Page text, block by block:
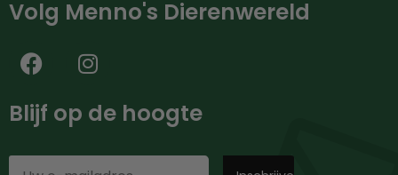
Volg Menno's Dierenwereld
Blijf op de hoogte